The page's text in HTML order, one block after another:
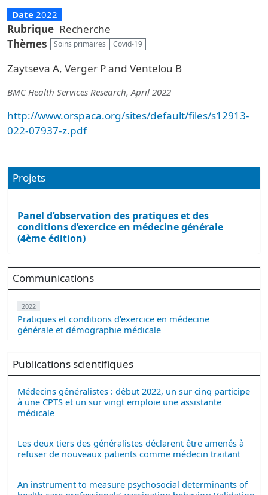
Date 2022
Rubrique Recherche
Thèmes
Soins primaires Covid-19
Zaytseva A, Verger P and Ventelou B
BMC Health Services Research, April 2022
http://www.orspaca.org/sites/default/files/s12913-
022-07937-z.pdf
Projets
Panel d’observation des pratiques et des
conditions d’exercice en médecine générale
(4ème édition)
Communications
2022
Pratiques et conditions d’exercice en médecine
générale et démographie médicale
Publications scientifiques
Médecins généralistes : début 2022, un sur cinq participe
à une CPTS et un sur vingt emploie une assistante
médicale
Les deux tiers des généralistes déclarent être amenés à
refuser de nouveaux patients comme médecin traitant
An instrument to measure psychosocial determinants of